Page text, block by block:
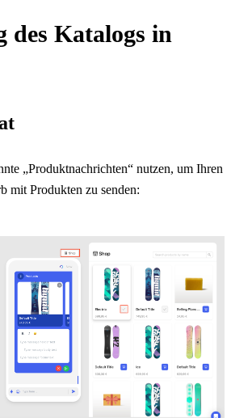
des Katalogs in
„Produktnachrichten“ nutzen, um Ihren
mit Produkten zu senden: